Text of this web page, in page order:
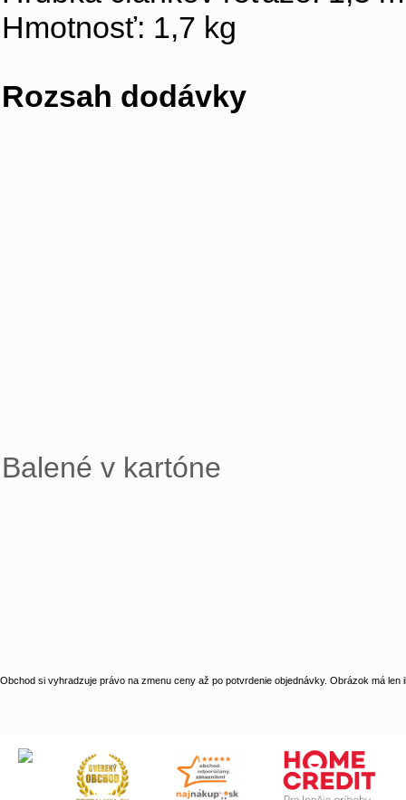
Hmotnosť: 1,7 kg
Rozsah dodávky
Balené v kartóne
Obchod si vyhradzuje právo na zmenu ceny až po potvrdenie objednávky. Obrázok má len